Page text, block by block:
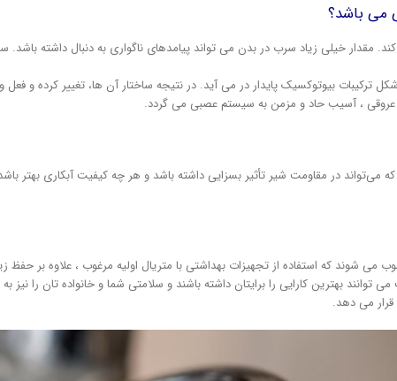
می باشد؟
مقدار خیلی زیاد سرب در بدن می تواند پیامدهای ناگواری به دنبال داشته
ترکیبات بیوتوکسیک پایدار در می­ آید. در نتیجه ساختار آن ها، تغییر کرده و
عروقی ، آسیب حاد و مزمن به سیستم عصبی می­ گردد.
که استفاده از تجهیزات بهداشتی با متریال اولیه مرغوب ، علاوه بر حفظ
بهترین کارایی را برایتان داشته باشند و سلامتی شما و خانواده تان را
قرار می دهد.